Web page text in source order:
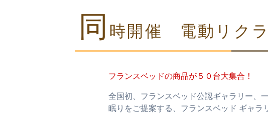
同 時開催 電動リク
フランスベッドの商品が５０台大集合！
全国初、フランスベッド公認ギャラリー、
眠りをご提案する、フランスベッド ギャラ